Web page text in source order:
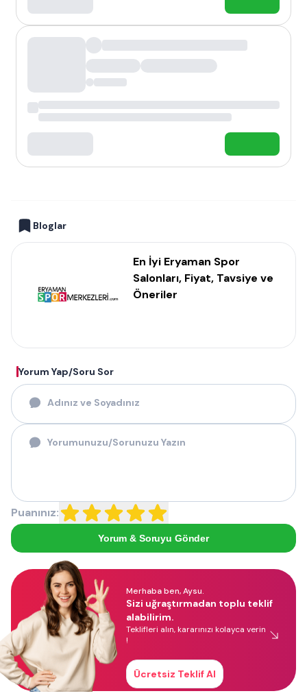
Bloglar
En İyi Eryaman Spor
Salonları, Fiyat, Tavsiye ve
Öneriler
Yorum Yap/Soru Sor
Puanınız:
Yorum & Soruyu Gönder
Merhaba ben, Aysu.
Sizi uğraştırmadan toplu teklif
alabilirim.
Teklifleri alın, kararınızı kolayca verin
!
Ücretsiz Teklif Al